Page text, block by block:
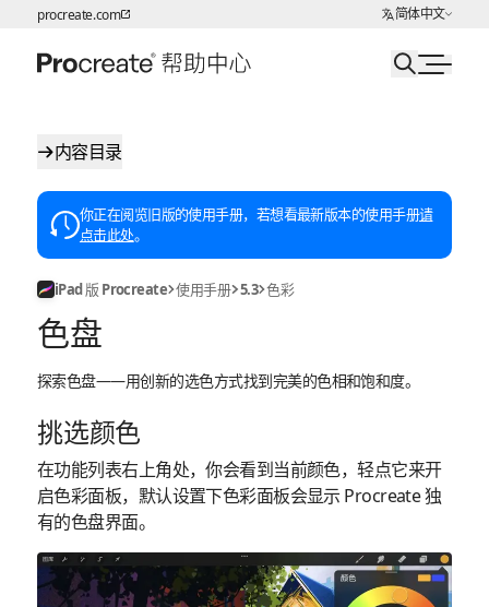
跳转至内容
procreate.com 简体中文
选择语言
内容目录
你正在阅览旧版的使用手册，若想看最新版本的使用手册请
点击此处。
iPad 版 Procreate 使用手册 5.3 色彩
色盘
探索色盘——用创新的选色方式找到完美的色相和饱和度。
挑选颜色
在功能列表右上角处，你会看到当前颜色，轻点它来开
启色彩面板，默认设置下色彩面板会显示 Procreate 独
有的色盘界面。